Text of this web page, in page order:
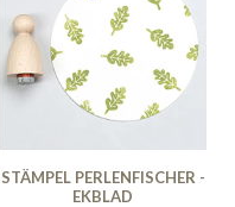
STÄMPEL PERLENFISCHER -
EKBLAD